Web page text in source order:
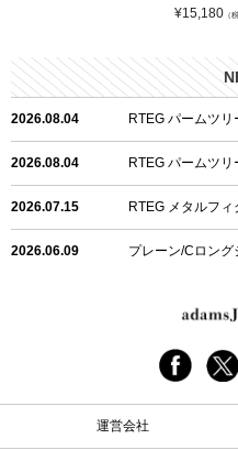
¥15,180（税
2026.08.04 RTEG パームツ
2026.08.04 RTEG パームツ
2026.07.15 RTEG メタルフ
2026.06.09 プレーン/Cロン
24/フリンジデニ
G/グレーペイント
運営会社